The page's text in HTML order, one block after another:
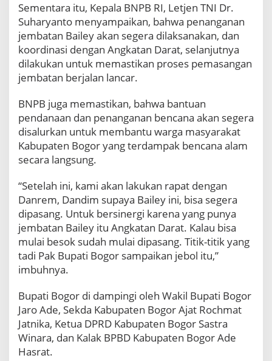
Sementara itu, Kepala BNPB RI, Letjen TNI Dr.
Suharyanto menyampaikan, bahwa penanganan
jembatan Bailey akan segera dilaksanakan, dan
koordinasi dengan Angkatan Darat, selanjutnya
dilakukan untuk memastikan proses pemasangan
jembatan berjalan lancar.
BNPB juga memastikan, bahwa bantuan
pendanaan dan penanganan bencana akan segera
disalurkan untuk membantu warga masyarakat
Kabupaten Bogor yang terdampak bencana alam
secara langsung.
“Setelah ini, kami akan lakukan rapat dengan
Danrem, Dandim supaya Bailey ini, bisa segera
dipasang. Untuk bersinergi karena yang punya
jembatan Bailey itu Angkatan Darat. Kalau bisa
mulai besok sudah mulai dipasang. Titik-titik yang
tadi Pak Bupati Bogor sampaikan jebol itu,”
imbuhnya.
Bupati Bogor di dampingi oleh Wakil Bupati Bogor
Jaro Ade, Sekda Kabupaten Bogor Ajat Rochmat
Jatnika, Ketua DPRD Kabupaten Bogor Sastra
Winara, dan Kalak BPBD Kabupaten Bogor Ade
Hasrat.